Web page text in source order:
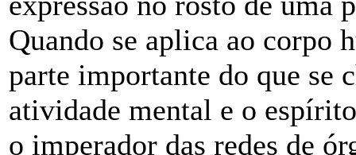
Quando se aplica ao corpo
parte importante do que se
atividade mental e o
o imperador das redes de